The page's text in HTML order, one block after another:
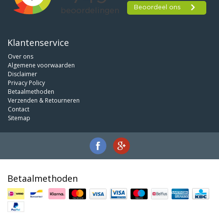
Klantenservice
Over ons
Algemene voorwaarden
Disclaimer
Privacy Policy
Betaalmethoden
Verzenden & Retourneren
Contact
Sitemap
Betaalmethoden